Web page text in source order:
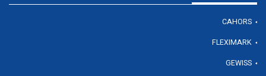
CAHORS
FLEXIMARK
GEWISS